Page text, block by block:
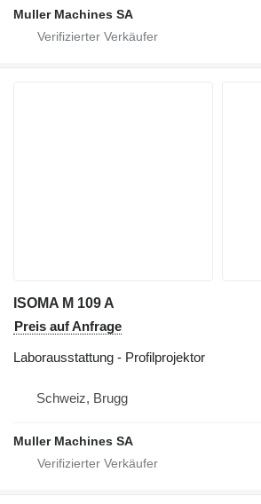
Muller Machines SA
ISOMA M 109 A
Preis auf Anfrage
Laborausstattung - Profilprojektor
Schweiz, Brugg
Muller Machines SA